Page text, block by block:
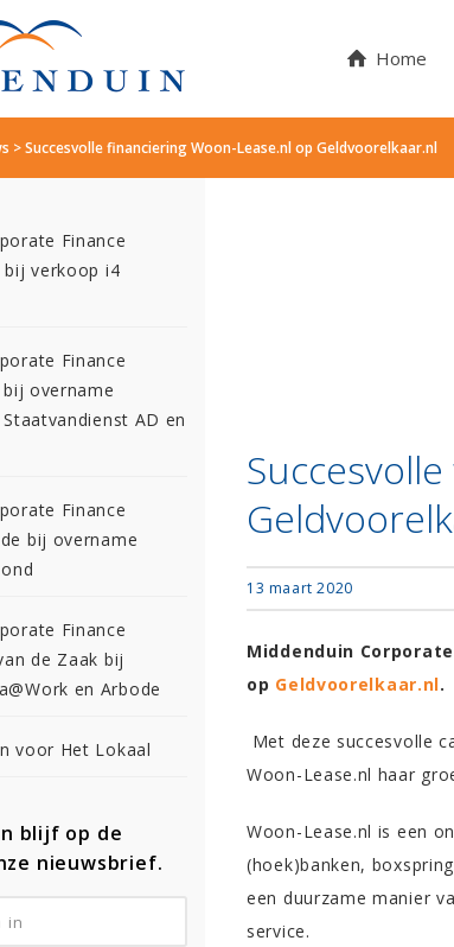
Home
>Succesvolle financiering Woon-Lease.nl op Geldvoorelkaar.nl
Finance
bij verkoop i4
Finance
overname
AD en
Finance
bij overname
Finance
de Zaak bij
en Arbode
voor Het Lokaal
blijf op de
nieuwsbrief.
13 maart 2020
Middenduin
op Geldvoorelkaar.nl.
Met deze succesvolle
Woon-Lease.nl haar
Woon-Lease.nl is een
(hoek)banken,
een duurzame manier
service.